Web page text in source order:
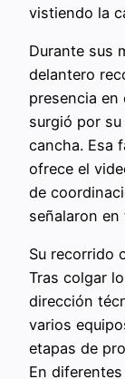
vistiendo la
Durante sus
delantero
presencia en
surgió por
cancha. Esa
ofrece el
de
señalaron
Su recorrido
Tras colgar
dirección
varios
etapas de
En